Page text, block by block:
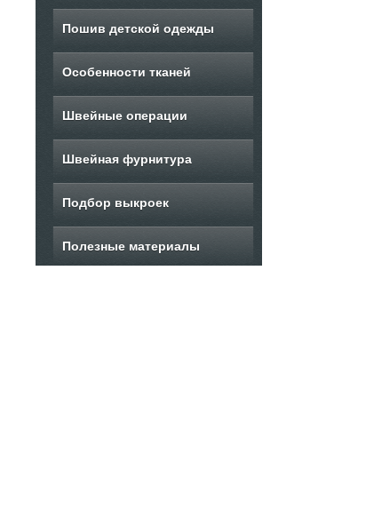
Пошив детской одежды
Особенности тканей
Швейные операции
Швейная фурнитура
Подбор выкроек
Полезные материалы